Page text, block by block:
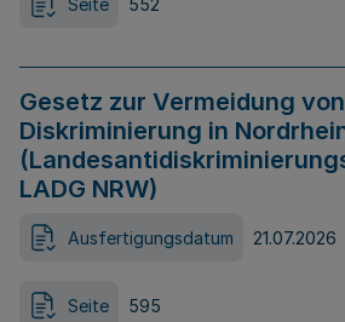
Gesetz zur Vermeidung von
Diskriminierung in
LADG NRW)
Ausfertigungsdatum 21.07.2026
Seite 595